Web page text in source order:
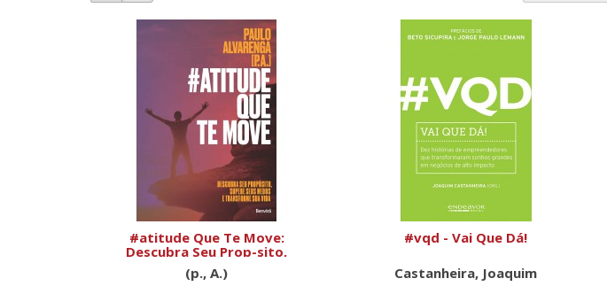
#atitude Que Te Move:
Descubra Seu Prop-sito,
Supere Seus Medos E
Transforme Sua Vida
(p., A.)
#vqd - Vai Que Dá!
Castanheira, Joaquim